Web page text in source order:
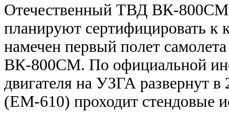
Отечественный ТВД ВК-800СМ
планируют сертифицировать к
намечен первый полет
ВК-800СМ. По официальной
двигателя на УЗГА развернут
(ЕМ-610) проходит стендовые